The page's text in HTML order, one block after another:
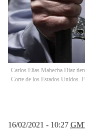
Carlos Elías Mahecha Díaz
Corte de los Estados Unidos.
16/02/2021 - 10:27